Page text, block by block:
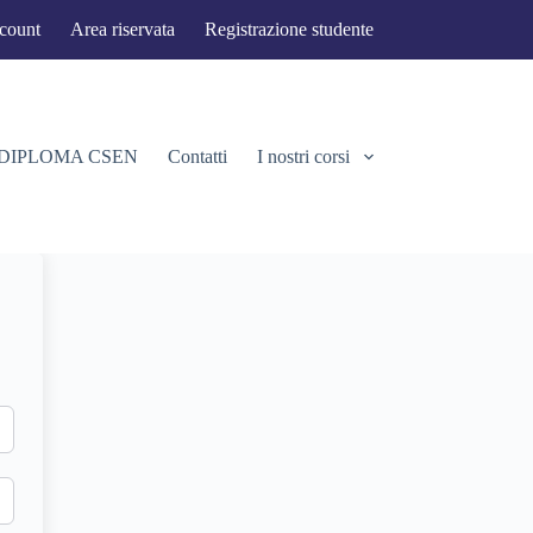
Area riservata Registrazione studente
CSEN Contatti I nostri corsi